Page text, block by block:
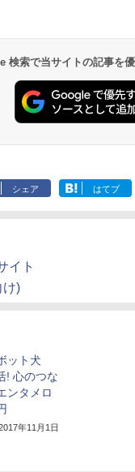
検索で当サイトの記事を
シェア はてブ
イト
け)
ット犬
! 心のつな
ンタメロ
年11月1日